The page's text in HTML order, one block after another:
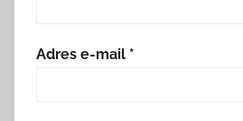
Adres e-mail *